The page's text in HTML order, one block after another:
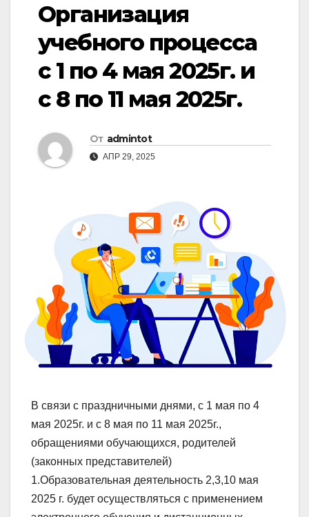
Организация
учебного процесса
с 1 по 4 мая 2025г. и
с 8 по 11 мая 2025г.
От admintot
АПР 29, 2025
В связи с праздничными днями, с 1 мая по 4
мая 2025г. и с 8 мая по 11 мая 2025г.,
обращениями обучающихся, родителей
(законных представителей)
1.Образовательная деятельность 2,3,10 мая
2025 г. будет осуществляться с применением